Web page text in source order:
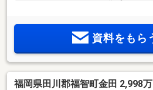
資料をもら
福岡県田川郡福智町金田 2,998